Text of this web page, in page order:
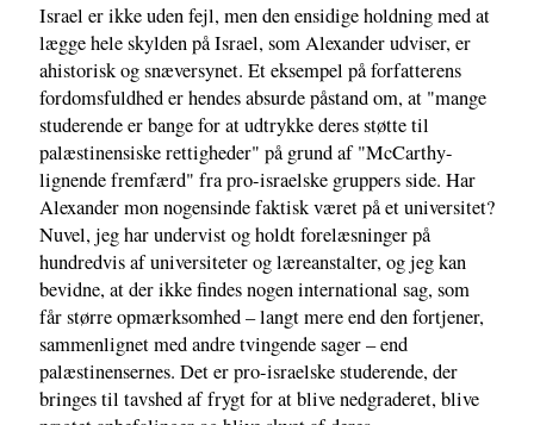
Israel er ikke uden fejl, men den ensidige holdning med at
lægge hele skylden på Israel, som Alexander udviser, er
ahistorisk og snæversynet. Et eksempel på forfatterens
fordomsfuldhed er hendes absurde påstand om, at "mange
studerende er bange for at udtrykke deres støtte til
palæstinensiske rettigheder" på grund af "McCarthy-
lignende fremfærd" fra pro-israelske gruppers side. Har
Alexander mon nogensinde faktisk været på et universitet?
Nuvel, jeg har undervist og holdt forelæsninger på
hundredvis af universiteter og læreanstalter, og jeg kan
bevidne, at der ikke findes nogen international sag, som
får større opmærksomhed – langt mere end den fortjener,
sammenlignet med andre tvingende sager – end
palæstinensernes. Det er pro-israelske studerende, der
bringes til tavshed af frygt for at blive nedgraderet, blive